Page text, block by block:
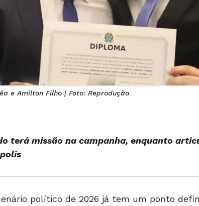
e Amilton Filho | Foto: Reprodução
terá missão na campanha, enquanto
político de 2026 já tem um ponto